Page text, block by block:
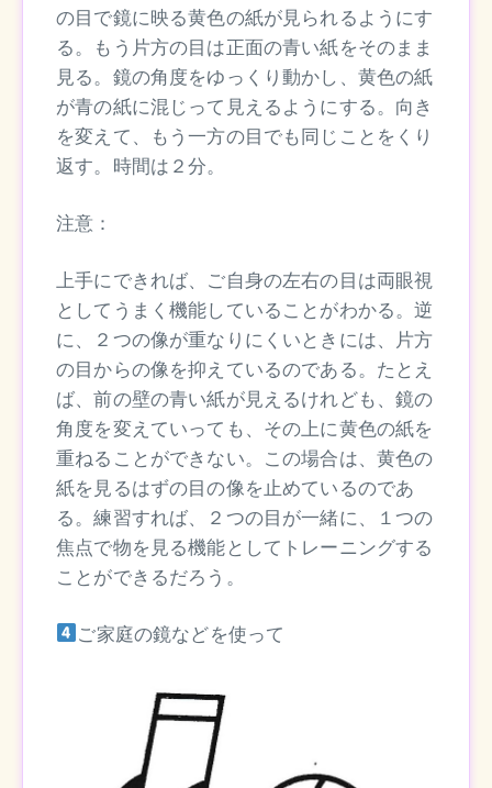
の目で鏡に映る黄色の紙が見られるようにす
る。もう片方の目は正面の青い紙をそのまま
見る。鏡の角度をゆっくり動かし、黄色の紙
が青の紙に混じって見えるようにする。向き
を変えて、もう一方の目でも同じことをくり
返す。時間は２分。
注意：
上手にできれば、ご自身の左右の目は両眼視
としてうまく機能していることがわかる。逆
に、２つの像が重なりにくいときには、片方
の目からの像を抑えているのである。たとえ
ば、前の壁の青い紙が見えるけれども、鏡の
角度を変えていっても、その上に黄色の紙を
重ねることができない。この場合は、黄色の
紙を見るはずの目の像を止めているのであ
る。練習すれば、２つの目が一緒に、１つの
焦点で物を見る機能としてトレーニングする
ことができるだろう。
ご家庭の鏡などを使って